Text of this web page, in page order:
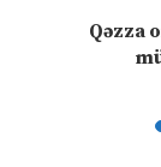
Qəzza